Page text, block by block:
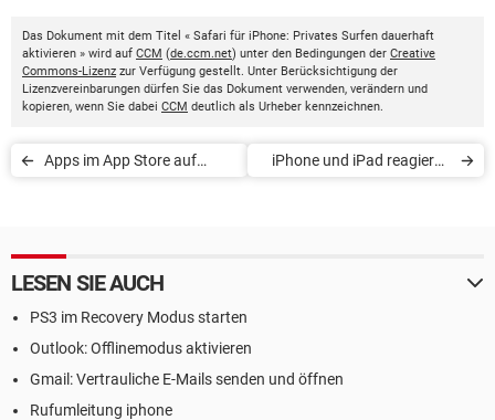
Das Dokument mit dem Titel « Safari für iPhone: Privates Surfen dauerhaft
aktivieren » wird auf CCM (de.ccm.net) unter den Bedingungen der Creative
Commons-Lizenz zur Verfügung gestellt. Unter Berücksichtigung der
Lizenzvereinbarungen dürfen Sie das Dokument verwenden, verändern und
kopieren, wenn Sie dabei CCM deutlich als Urheber kennzeichnen.
Apps im App Store auf
iPhone und iPad reagieren
LESEN SIE AUCH
PS3 im Recovery Modus starten
Outlook: Offlinemodus aktivieren
Gmail: Vertrauliche E-Mails senden und öffnen
Rufumleitung iphone